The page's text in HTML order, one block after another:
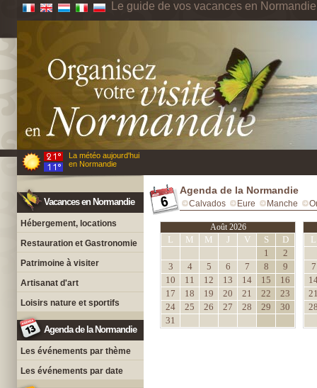
Le guide de vos vacances en Normandie
La météo aujourd'hui
en Normandie
Vacances en Normandie
Hébergement, locations
Restauration et Gastronomie
Patrimoine à visiter
Artisanat d'art
Loisirs nature et sportifs
Agenda de la Normandie
Les événements par thème
Les événements par date
Agenda de la Normandie
Calvados Eure Manche
Août 2026
L M M J V S
D
1
2
3
4 5 6 7 8
9
10
11 12 13 14 15
16
17
18 19 20 21 22
23
24
25 26 27 28 29
30
31
L
7